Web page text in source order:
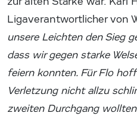
Ligaverantwortlicher von
unsere Leichten den Sieg
dass wir gegen starke
feiern konnten. Für Flo
Verletzung nicht allzu
zweiten Durchgang